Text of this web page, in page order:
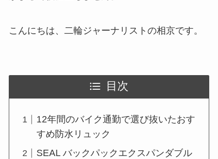
こんにちは、二輪ジャーナリストの相京です。
目次
12年間のバイク通勤で選び抜いたおす
すめ防水リュック
SEAL バックパックエクスパンダブル